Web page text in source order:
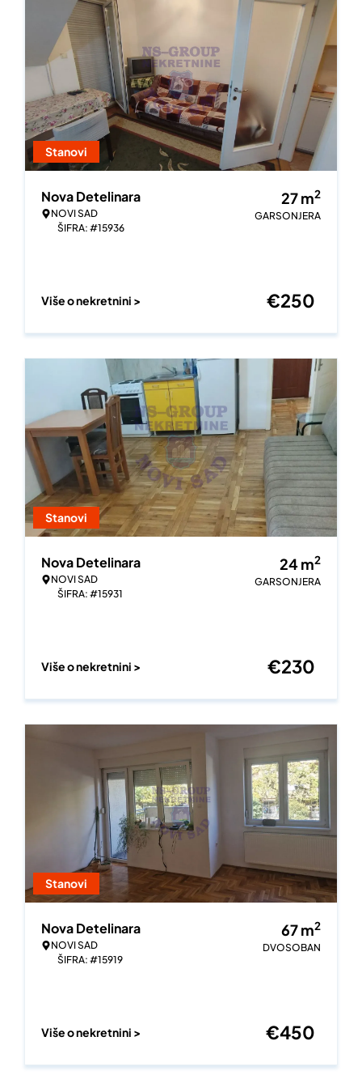
Stanovi
Nova Detelinara
NOVI SAD
ŠIFRA: #15936
27m2
GARSONJERA
Više o nekretnini > €250
Stanovi
Nova Detelinara
NOVI SAD
ŠIFRA: #15931
24m2
GARSONJERA
Više o nekretnini > €230
Stanovi
Nova Detelinara
NOVI SAD
ŠIFRA: #15919
67m2
DVOSOBAN
Više o nekretnini > €450